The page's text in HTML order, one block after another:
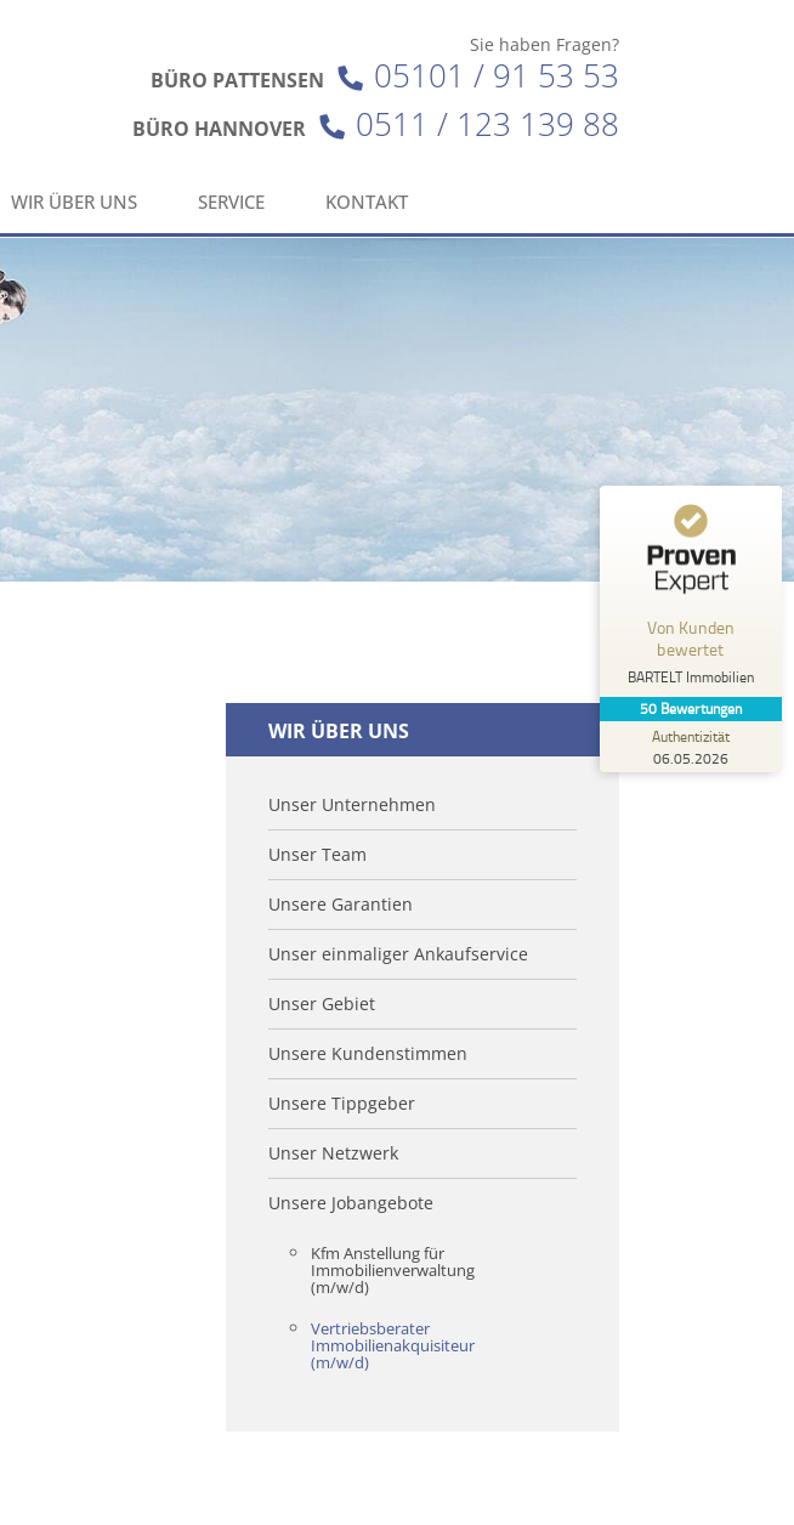
Sie haben Fragen?
BÜRO PATTENSEN 05101 / 91 53 53
BÜRO HANNOVER 0511 / 123 139 88
WIR ÜBER UNS SERVICE KONTAKT
Von Kunden
bewertet
BARTELT Immobilien
50 Bewertungen
Authentizität
06.05.2026
Kundenbewertungen und Erfahrungen zu
BARTELT Immobilien
100
%
Empfehlungen auf
ProvenExpert.com
6
Bewertungen auf
44
wegen Frau Nadine Sophie weiter empfehlen.
Die besteeee Immobilienma...
WIR ÜBER UNS
Unser Unternehmen
Unser Team
Unsere Garantien
Unser einmaliger Ankaufservice
Unser Gebiet
Unsere Kundenstimmen
Unsere Tippgeber
Unser Netzwerk
Unsere Jobangebote
Kfm Anstellung für
Immobilienverwaltung
(m/w/d)
Vertriebsberater
Immobilienakquisiteur
(m/w/d)